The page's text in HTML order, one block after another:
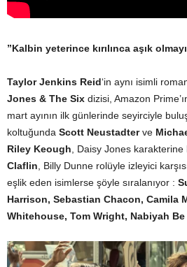
”Kalbin yeterince kırılınca aşık
Taylor Jenkins Reid‘in aynı isimli
Jones & The Six dizisi, Amazon
mart ayının ilk günlerinde seyirciyle
koltuğunda Scott Neustadterve
Riley Keough , Daisy Jones
Claflin , Billy Dunne rolüyle izleyici
eşlik eden isimlerse şöyle sıralanıyor :
Harrison, Sebastian Chacon, Camila
Whitehouse, Tom Wright, Nabiyah Be